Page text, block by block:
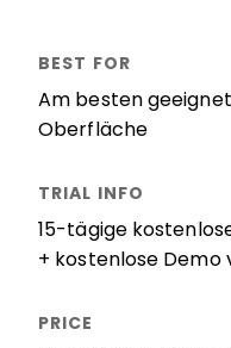
Am besten
Oberfläche
15-tägige
+ kostenlose Demo